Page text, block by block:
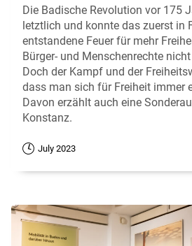
Die Badische Revolution vor 175
letztlich und konnte das zuerst in
entstandene Feuer für mehr
Bürger- und Menschenrechte
Doch der Kampf und der
dass man sich für Freiheit immer
Davon erzählt auch eine
Konstanz.
July 2023